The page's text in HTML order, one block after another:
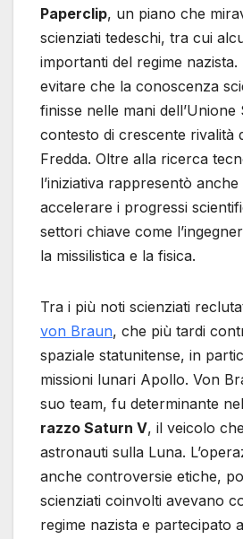
Paperclip, un piano che
scienziati tedeschi, tra cui
importanti del regime
evitare che la conoscenza
finisse nelle mani
contesto di crescente rivalità
Fredda. Oltre alla ricerca
l’iniziativa rappresentò
accelerare i progressi
settori chiave come
la missilistica e la fisica.
Tra i più noti scienziati
von Braun, che più tardi
spaziale statunitense, in
missioni lunari Apollo. Von
suo team, fu determinante
razzo Saturn V, il veicolo
astronauti sulla Luna.
anche controversie etiche,
scienziati coinvolti avevano
regime nazista e partecipato